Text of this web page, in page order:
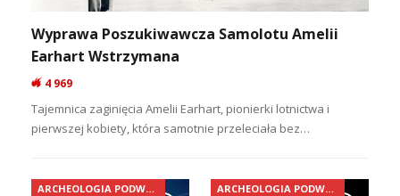
Wyprawa Poszukiwawcza Samolotu Amelii
Earhart Wstrzymana
4 969
Tajemnica zaginięcia Amelii Earhart, pionierki lotnictwa i
pierwszej kobiety, która samotnie przeleciała bez…
ARCHEOLOGIA PODWODNA ARCHEOLOGIA PODWODNA